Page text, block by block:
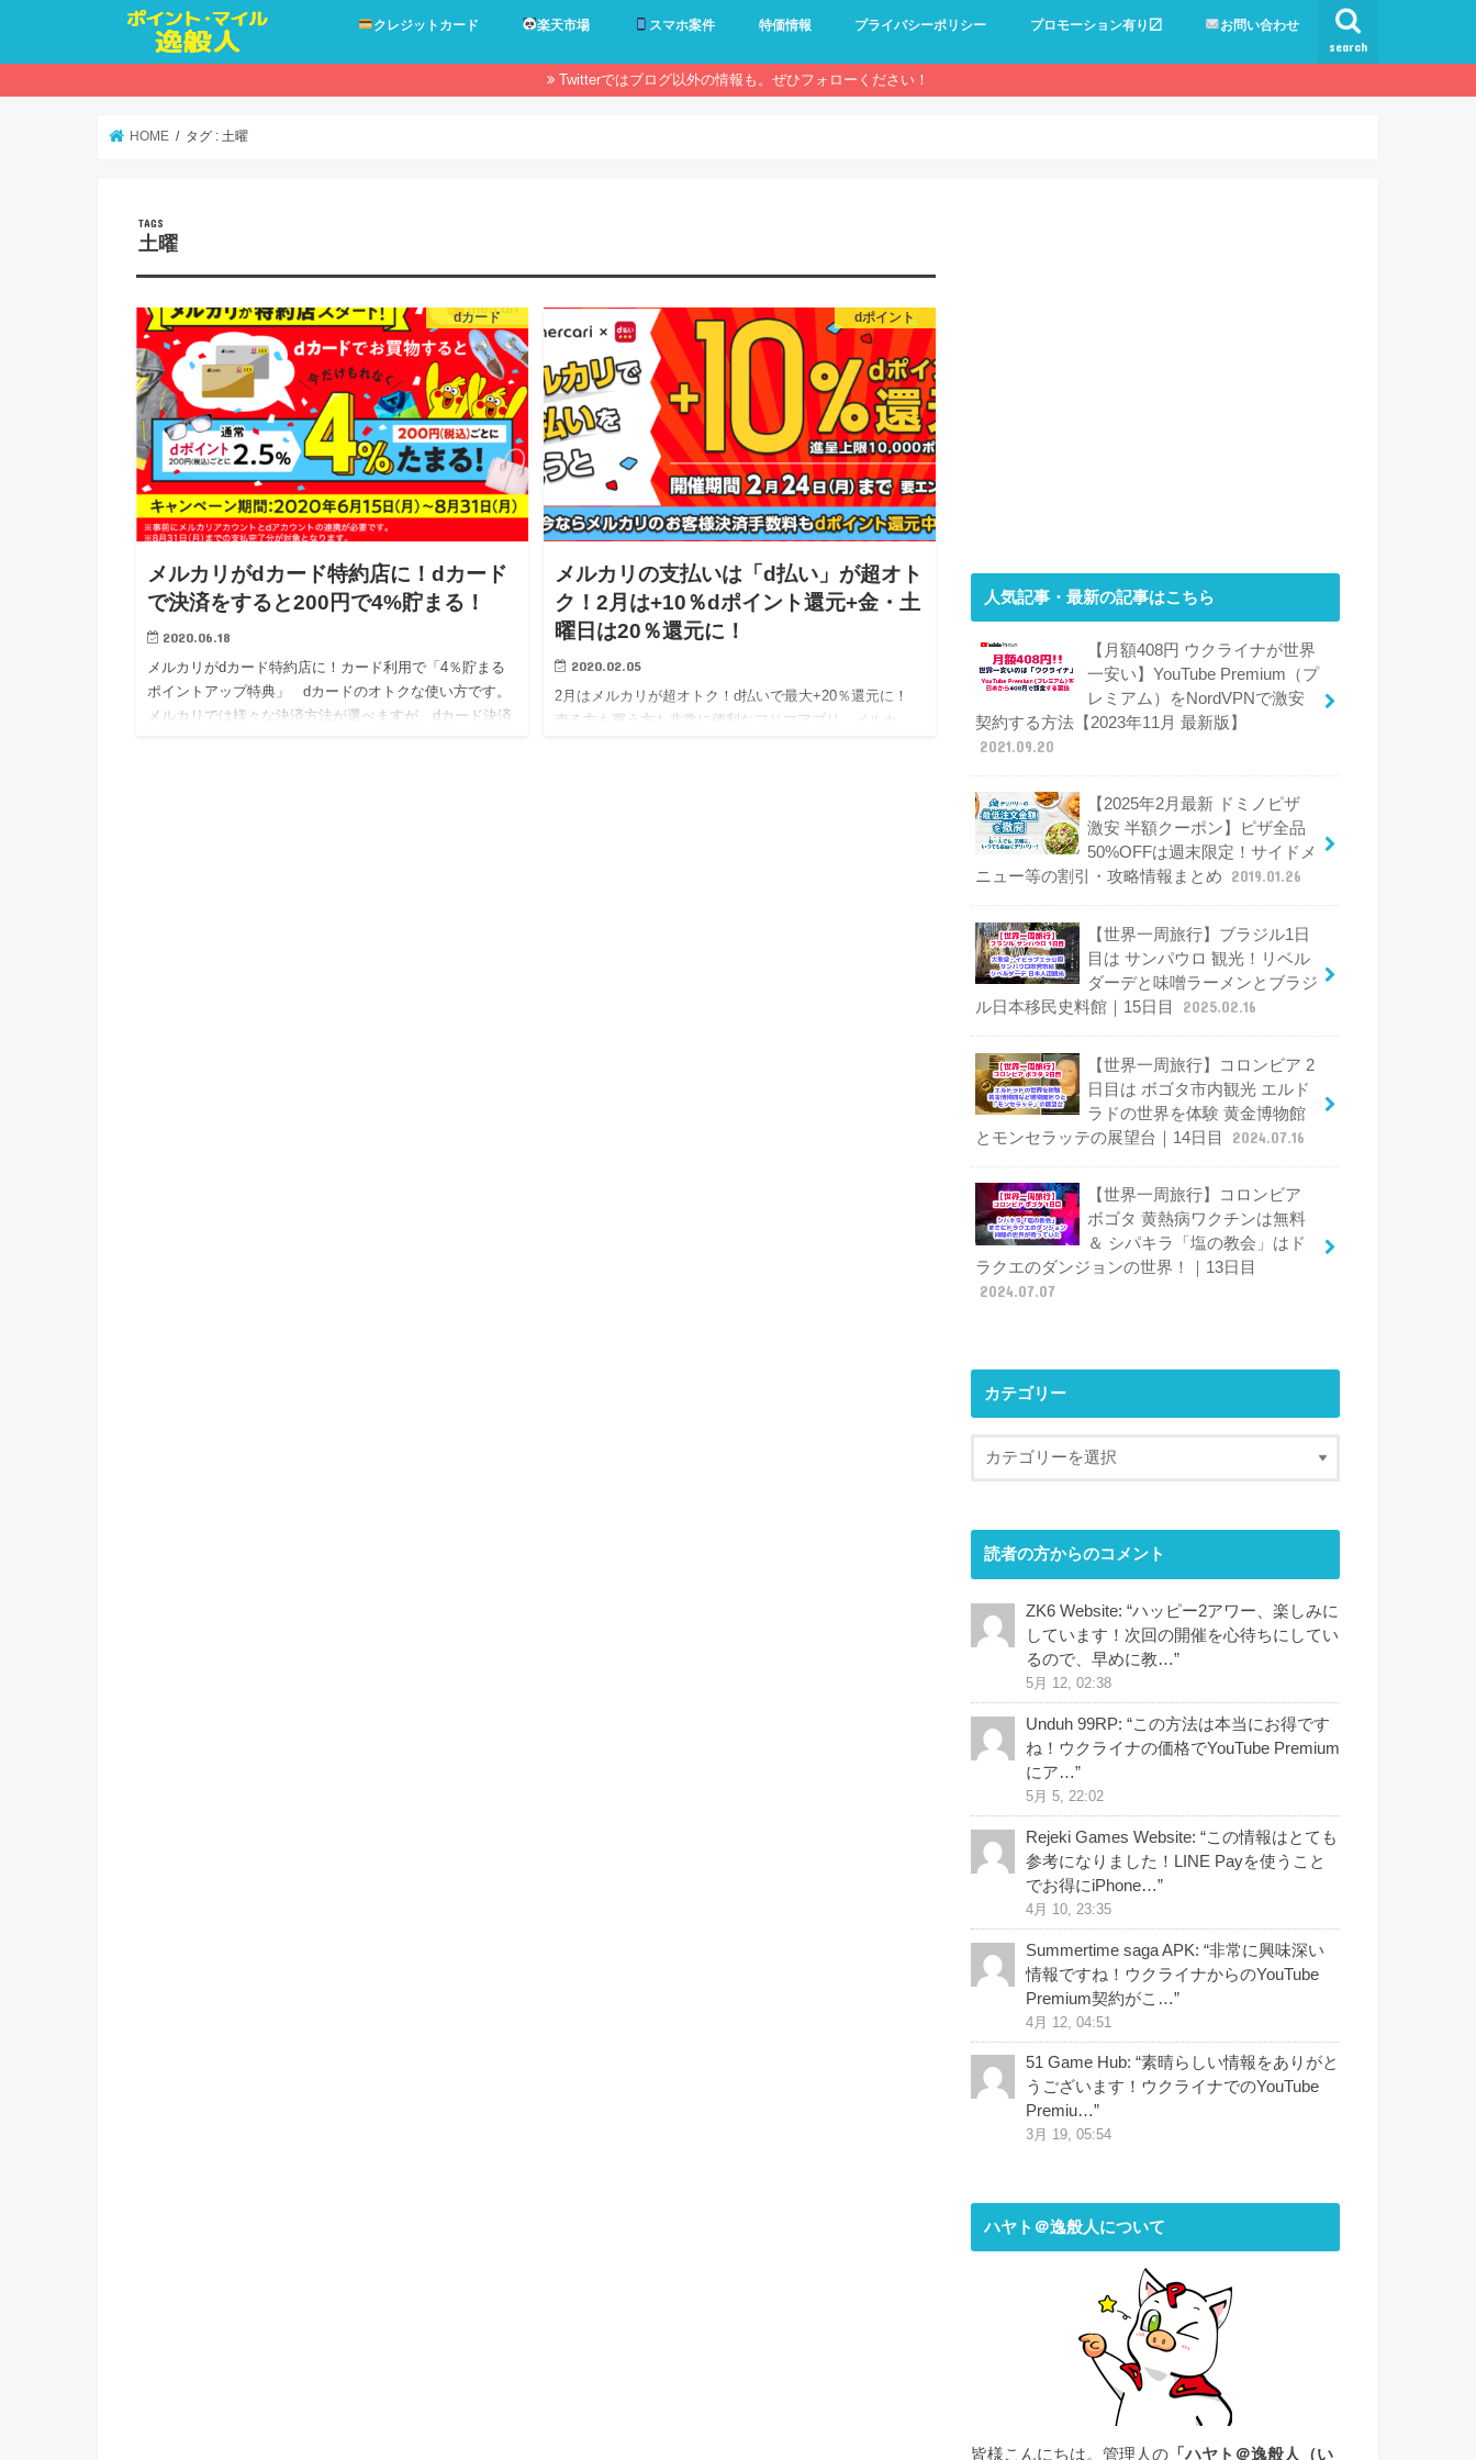
search
クレジットカード 楽天市場 スマホ案件 特価情報 プライバシーポリシー プロモーション有り〼 お問い合わせ
Twitterではブログ以外の情報も。ぜひフォローください！
HOME タグ : 土曜
土曜
dカード
メルカリがdカード特約店に！dカード
で決済をすると200円で4%貯まる！
2020.06.18
メルカリがdカード特約店に！カード利用で「4％貯まる
ポイントアップ特典」 dカードのオトクな使い方です。
メルカリでは様々な決済方法が選べますが、dカード決済
dポイント
メルカリの支払いは「d払い」が超オト
ク！2月は+10％dポイント還元+金・土
曜日は20％還元に！
2020.02.05
2月はメルカリが超オトク！d払いで最大+20％還元に！
売る方も買う方も非常に便利なフリマアプリ、メルカ
人気記事・最新の記事はこちら
【月額408円 ウクライナが世界
一安い】YouTube Premium（プ
レミアム）をNordVPNで激安
契約する方法【2023年11月 最新版】
2021.09.20
【2025年2月最新 ドミノピザ
激安 半額クーポン】ピザ全品
50%OFFは週末限定！サイドメ
ニュー等の割引・攻略情報まとめ
2019.01.26
【世界一周旅行】ブラジル1日
目は サンパウロ 観光！リベル
ダーデと味噌ラーメンとブラジ
ル日本移民史料館｜15日目
2025.02.16
【世界一周旅行】コロンビア 2
日目は ボゴタ市内観光 エルド
ラドの世界を体験 黄金博物館
とモンセラッテの展望台｜14日目
2024.07.16
【世界一周旅行】コロンビア
ボゴタ 黄熱病ワクチンは無料
＆ シパキラ「塩の教会」はド
ラクエのダンジョンの世界！｜13日目
2024.07.07
カテゴリー
読者の方からのコメント
ZK6 Website: “ハッピー2アワー、楽しみに
しています！次回の開催を心待ちにしてい
るので、早めに教…”
5月 12, 02:38
Unduh 99RP: “この方法は本当にお得です
ね！ウクライナの価格でYouTube Premium
にア…”
5月 5, 22:02
Rejeki Games Website: “この情報はとても
参考になりました！LINE Payを使うこと
でお得にiPhone…”
4月 10, 23:35
Summertime saga APK: “非常に興味深い
情報ですね！ウクライナからのYouTube
Premium契約がこ…”
4月 12, 04:51
51 Game Hub: “素晴らしい情報をありがと
うございます！ウクライナでのYouTube
Premiu…”
3月 19, 05:54
ハヤト＠逸般人について
皆様こんにちは。管理人の 「ハヤト＠逸般人（い